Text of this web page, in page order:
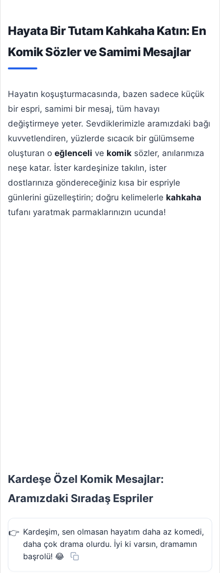
Hayata Bir Tutam Kahkaha Katın: En
Komik Sözler ve Samimi Mesajlar
Hayatın koşuşturmacasında, bazen sadece küçük
bir espri, samimi bir mesaj, tüm havayı
değiştirmeye yeter. Sevdiklerimizle aramızdaki bağı
kuvvetlendiren, yüzlerde sıcacık bir gülümseme
oluşturan o eğlenceli ve komik sözler, anılarımıza
neşe katar. İster kardeşinize takılın, ister
dostlarınıza göndereceğiniz kısa bir espriyle
günlerini güzelleştirin; doğru kelimelerle kahkaha
tufanı yaratmak parmaklarınızın ucunda!
Kardeşe Özel Komik Mesajlar:
Aramızdaki Sıradaş Espriler
Kardeşim, sen olmasan hayatım daha az komedi,
daha çok drama olurdu. İyi ki varsın, dramamın
başrolü! 😂